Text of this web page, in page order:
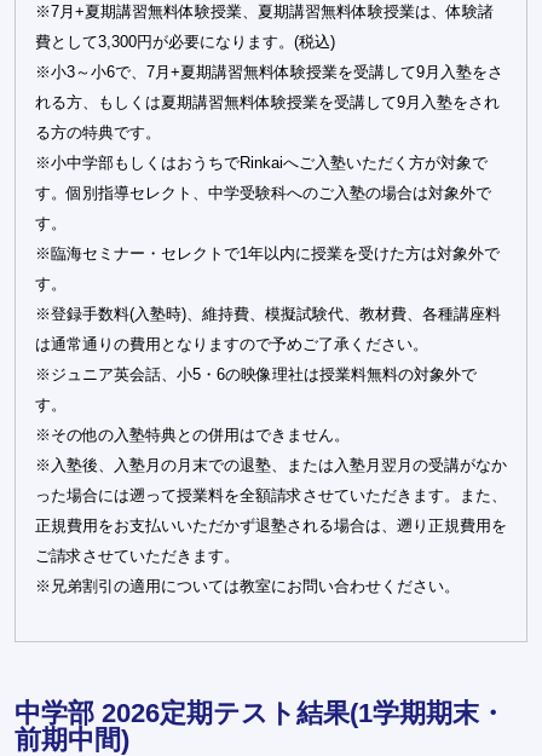
※7月+夏期講習無料体験授業、夏期講習無料体験授業は、体験諸
費として3,300円が必要になります。(税込)
※小3～小6で、7月+夏期講習無料体験授業を受講して9月入塾をさ
れる方、もしくは夏期講習無料体験授業を受講して9月入塾をされ
る方の特典です。
※小中学部もしくはおうちでRinkaiへご入塾いただく方が対象で
す。個別指導セレクト、中学受験科へのご入塾の場合は対象外で
す。
※臨海セミナー・セレクトで1年以内に授業を受けた方は対象外で
す。
※登録手数料(入塾時)、維持費、模擬試験代、教材費、各種講座料
は通常通りの費用となりますので予めご了承ください。
※ジュニア英会話、小5・6の映像理社は授業料無料の対象外で
す。
※その他の入塾特典との併用はできません。
※入塾後、入塾月の月末での退塾、または入塾月翌月の受講がなか
った場合には遡って授業料を全額請求させていただきます。また、
正規費用をお支払いいただかず退塾される場合は、遡り正規費用を
ご請求させていただきます。
※兄弟割引の適用については教室にお問い合わせください。
中学部 2026定期テスト結果(1学期期末・
前期中間)